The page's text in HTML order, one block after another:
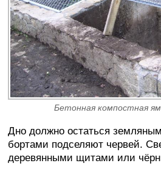
Бетонная компостная
Дно должно остаться
бортами подселяют червей.
деревянными щитами или